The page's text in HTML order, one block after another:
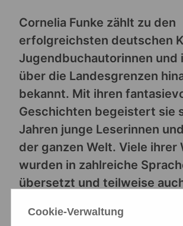
Cornelia Funke zählt zu den
erfolgreichsten deutschen
Jugendbuchautorinnen und
über die Landesgrenzen
bekannt. Mit ihren
Geschichten begeistert sie
Jahren junge Leserinnen
der ganzen Welt. Viele ihrer
wurden in zahlreiche
übersetzt und teilweise
Abenteuer, starke Figuren
Cookie-Verwaltung